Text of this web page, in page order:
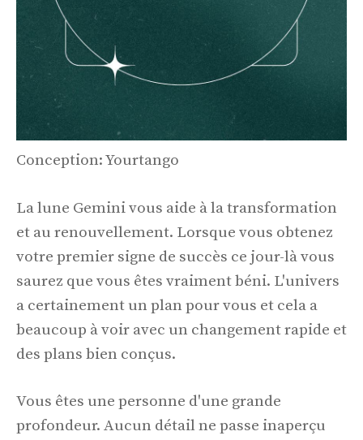
Conception: Yourtango
La lune Gemini vous aide à la transformation
et au renouvellement. Lorsque vous obtenez
votre premier signe de succès ce jour-là vous
saurez que vous êtes vraiment béni. L'univers
a certainement un plan pour vous et cela a
beaucoup à voir avec un changement rapide et
des plans bien conçus.
Vous êtes une personne d'une grande
profondeur. Aucun détail ne passe inaperçu